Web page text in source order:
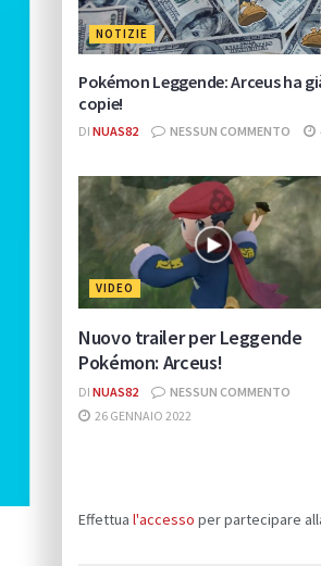
NOTIZIE
Pokémon Leggende: Arceus ha
copie!
DI NUAS82 NESSUN COMMENTO
VIDEO
Nuovo trailer per Leggende
Pokémon: Arceus!
DI NUAS82
NESSUN COMMENTO
26 GENNAIO 2022
Effettua l'accesso per partecipare